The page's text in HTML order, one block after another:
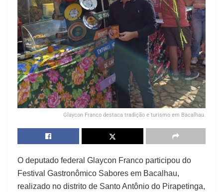
Glaycon Franco destaca tradição e turismo em Bacalhau.
O deputado federal Glaycon Franco participou do
Festival Gastronômico Sabores em Bacalhau,
realizado no distrito de Santo Antônio do Pirapetinga,